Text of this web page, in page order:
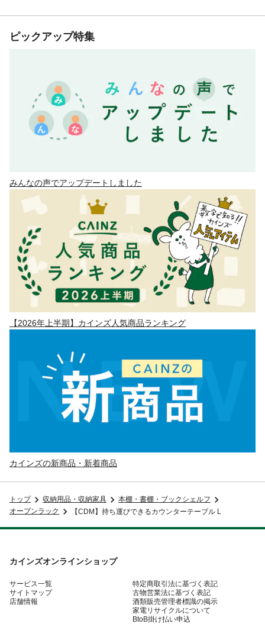
ピックアップ特集
みんなの声でアップデートしました
【2026年上半期】カインズ人気商品ランキング
カインズの新商品・新着商品
トップ 収納用品・収納家具
本棚・書棚・ブックシェルフ
オープンラック
【CDM】持ち運びできるカウンターテーブル L
カインズオンラインショップ
サービス一覧
サイトマップ
店舗情報
特定商取引法に基づく表記
古物営業法に基づく表記
酒類販売管理者標識の掲示
家電リサイクルについて
BtoB掛け払い申込